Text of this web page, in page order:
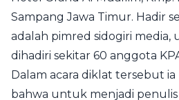
Sampang Jawa Timur. Hadir
adalah pimred sidogiri media,
dihadiri sekitar 60 anggota
Dalam acara diklat tersebut
bahwa untuk menjadi